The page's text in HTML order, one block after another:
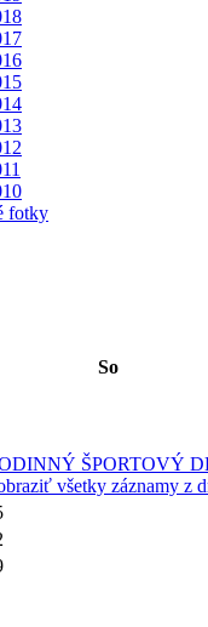
fotky
So
ŠPORTOVÝ
všetky záznamy z